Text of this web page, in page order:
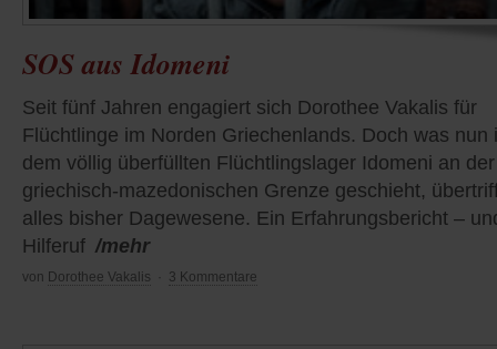
SOS aus Idomeni
Seit fünf Jahren engagiert sich Dorothee Vakalis für
Flüchtlinge im Norden Griechenlands. Doch was nun
dem völlig überfüllten Flüchtlingslager Idomeni an der
griechisch-mazedonischen Grenze geschieht,
alles bisher Dagewesene. Ein Erfahrungsbericht –
Hilferuf /mehr
von Dorothee Vakalis 3 Kommentare